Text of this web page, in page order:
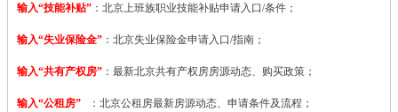
输入“技能补贴” ： 北京上班族职业技能补贴申请入口/条件；
输入“失业保险金” ：北京失业保险金申请入口/指南；
输入“共有产权房” ：最新北京共有产权房房源动态、购买政策；
输入“公租房” ：北京公租房最新房源动态、申请条件及流程；